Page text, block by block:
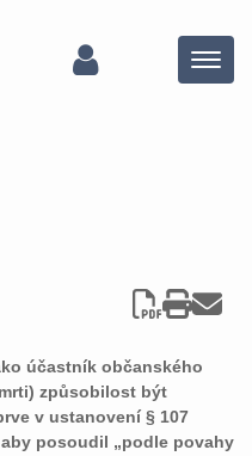
Menu
účastník občanského
způsobilost být
v ustanovení § 107
posoudil „podle povahy